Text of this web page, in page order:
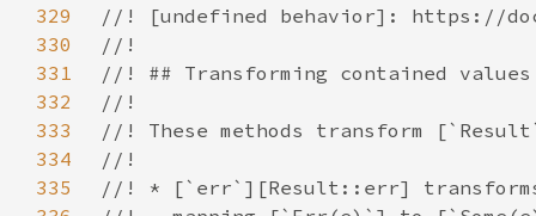
329
330
331
332
333
334
335